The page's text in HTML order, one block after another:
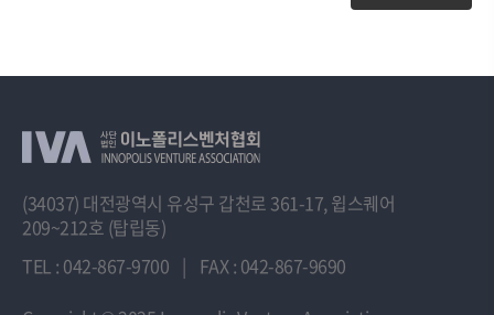
(34037) 대전광역시 유성구 갑천로 361-17, 윕스퀘어
209~212호 (탑립동)
TEL : 042-867-9700 | FAX : 042-867-9690